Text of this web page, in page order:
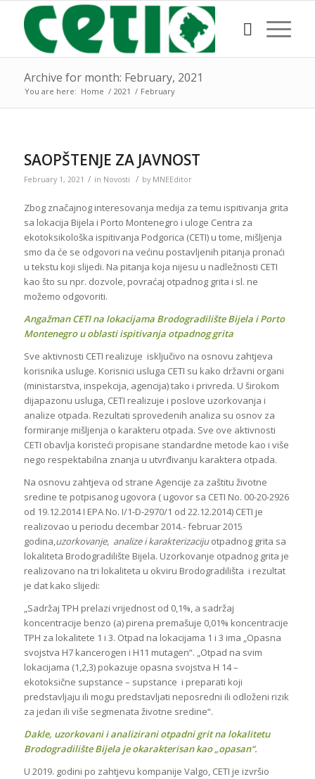
Archive for month: February, 2021
You are here: Home / 2021 / February
SAOPŠTENJE ZA JAVNOST
February 1, 2021 / in Novosti / by MNEEditor
Zbog značajnog interesovanja medija za temu ispitivanja grita
sa lokacija Bijela i Porto Montenegro i uloge Centra za
ekotoksikološka ispitivanja Podgorica (CETI) u tome, mišljenja
smo da će se odgovori na većinu postavljenih pitanja pronaći
u tekstu koji slijedi. Na pitanja koja nijesu u nadležnosti CETI
kao što su npr. dozvole, povraćaj otpadnog grita i sl. ne
možemo odgovoriti.
Angažman CETI na lokacijama Brodogradilište Bijela i Porto
Montenegro u oblasti ispitivanja otpadnog grita
Sve aktivnosti CETI realizuje isključivo na osnovu zahtjeva
korisnika usluge. Korisnici usluga CETI su kako državni organi
(ministarstva, inspekcija, agencija) tako i privreda. U širokom
dijapazonu usluga, CETI realizuje i poslove uzorkovanja i
analize otpada. Rezultati sprovedenih analiza su osnov za
formiranje mišljenja o karakteru otpada. Sve ove aktivnosti
CETI obavlja koristeći propisane standardne metode kao i više
nego respektabilna znanja u utvrđivanju karaktera otpada.
Na osnovu zahtjeva od strane Agencije za zaštitu životne
sredine te potpisanog ugovora ( ugovor sa CETI No. 00-20-2926
od 19.12.2014 I EPA No. I/1-D-2970/1 od 22.12.2014) CETI je
realizovao u periodu decembar 2014.- februar 2015
godina,uzorkovanje, analize i karakterizacijuotpadnog grita sa
lokaliteta Brodogradilište Bijela. Uzorkovanje otpadnog grita je
realizovano na tri lokaliteta u okviru Brodogradilišta i rezultat
je dat kako slijedi:
„Sadržaj TPH prelazi vrijednost od 0,1%, a sadržaj
koncentracije benzo (a) pirena premašuje 0,01% koncentracije
TPH za lokalitete 1 i 3. Otpad na lokacijama 1 i 3 ima „Opasna
svojstva H7 kancerogen i H11 mutagen“. „Otpad na svim
lokacijama (1,2,3) pokazuje opasna svojstva H 14 –
ekotoksične supstance – supstance i preparati koji
predstavljaju ili mogu predstavljati neposredni ili odloženi rizik
za jedan ili više segmenata životne sredine“.
Dakle, uzorkovani i analizirani otpadni grit na lokalitetu
Brodogradilište Bijela je okarakterisan kao „opasan“.
U 2019. godini po zahtjevu kompanije Valgo, CETI je izvršio